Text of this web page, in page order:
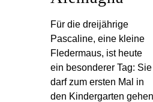
Für die dreijährige
Pascaline, eine kleine
Fledermaus, ist heute
ein besonderer Tag: Sie
darf zum ersten Mal in
den Kindergarten